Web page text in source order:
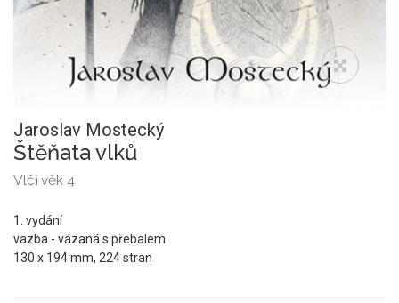
Jaroslav Mostecký
Štěňata vlků
Vlčí věk 4
1. vydání
vazba - vázaná s přebalem
130 x 194 mm, 224 stran